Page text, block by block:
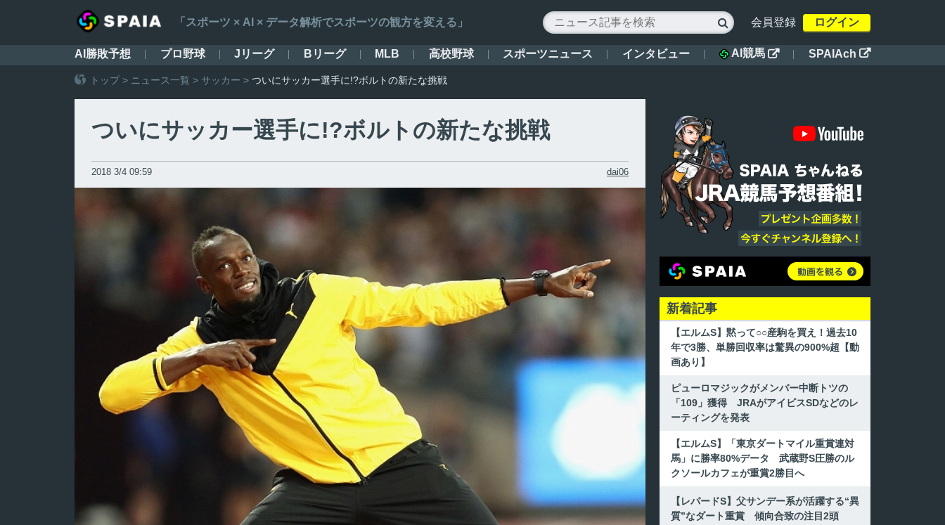
「スポーツ × AI × データ解析でスポーツの観方を変える」  会員登録 ログイン
AI勝敗予想 プロ野球 Jリーグ Bリーグ MLB 高校野球 スポーツニュース インタビュー AI競馬  SPAIAch 
トップ> ニュース一覧 > サッカー > ついにサッカー選手に!?ボルトの新たな挑戦
ついにサッカー選手に!?ボルトの新たな挑戦
2018 3/4 09:59 dai06
新着記事
【エルムS】黙って○○産駒を買え！過去10
年で3勝、単勝回収率は驚異の900%超【動
画あり】
ピューロマジックがメンバー中断トツの
「109」獲得 JRAがアイビスSDなどのレ
ーティングを発表
【エルムS】「東京ダートマイル重賞連対
馬」に勝率80%データ 武蔵野S圧勝のル
クソールカフェが重賞2勝目へ
【レパードS】父サンデー系が活躍する“異
質”なダート重賞 傾向合致の注目2頭